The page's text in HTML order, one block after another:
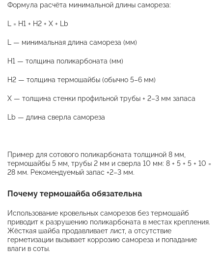
Формула расчёта минимальной длины самореза:
L = H1 + H2 + X + Lb
L — минимальная длина самореза (мм)
H1 — толщина поликарбоната (мм)
H2 — толщина термошайбы (обычно 5–6 мм)
X — толщина стенки профильной трубы + 2–3 мм запаса
Lb — длина сверла самореза
Пример для сотового поликарбоната толщиной 8 мм,
термошайбы 5 мм, трубы 2 мм и сверла 10 мм: 8 + 5 + 5 + 10 =
28 мм. Рекомендуемый запас +2–3 мм.
Почему термошайба обязательна
Использование кровельных саморезов без термошайб
приводит к разрушению поликарбоната в местах крепления.
Жёсткая шайба продавливает лист, а отсутствие
герметизации вызывает коррозию самореза и попадание
влаги в соты.